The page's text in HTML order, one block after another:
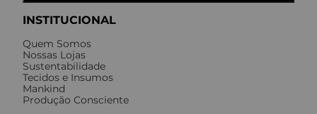
INSTITUCIONAL
Quem Somos
Nossas Lojas
Sustentabilidade
Tecidos e Insumos
Mankind
Produção Consciente